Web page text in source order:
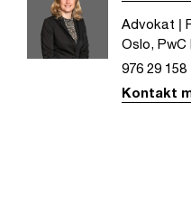
Advokat |
Oslo, PwC
976 29 158
Kontakt